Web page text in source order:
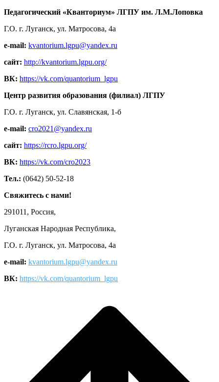
Педагогический «Кванториум» ЛГПУ им. Л.М.Лоповка
Г.О. г. Луганск, ул. Матросова, 4а
e-mail: kvantorium.lgpu@yandex.ru
сайт: http://kvantorium.lgpu.org/
ВК: https://vk.com/quantorium_lgpu
Центр развития образования (филиал) ЛГПУ
Г.О. г. Луганск, ул. Славянская, 1-б
e-mail: cro2021@yandex.ru
сайт: https://rcro.lgpu.org/
ВК: https://vk.com/cro2023
Тел.: (0642) 50-52-18
Свяжитесь с нами!
291011, Россия,
Луганская Народная Республика,
Г.О. г. Луганск, ул. Матросова, 4а
e-mail: kvantorium.lgpu@yandex.ru
ВК: https://vk.com/quantorium_lgpu